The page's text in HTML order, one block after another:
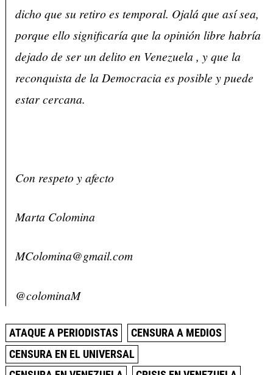
dicho que su retiro es temporal. Ojalá que así sea,
porque ello significaría que la opinión libre habría
dejado de ser un delito en Venezuela , y que la
reconquista de la Democracia es posible y puede
estar cercana.
Con respeto y afecto
Marta Colomina
MColomina@gmail.com
@colominaM
ATAQUE A PERIODISTAS
CENSURA A MEDIOS
CENSURA EN EL UNIVERSAL